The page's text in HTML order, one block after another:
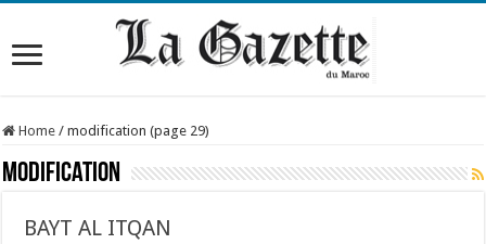
Home / modification (page 29)
modification
BAYT AL ITQAN